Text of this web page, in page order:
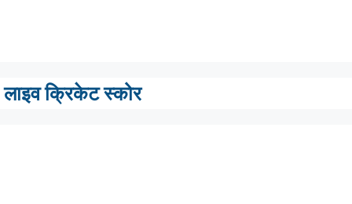
लाइव क्रिकेट स्कोर